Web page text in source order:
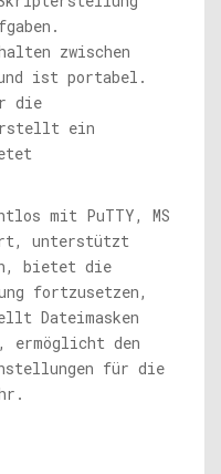
zwischen
ist portabel.
die
ein
mit PuTTY, MS
unterstützt
bietet die
fortzusetzen,
Dateimasken
ermöglicht den
für die